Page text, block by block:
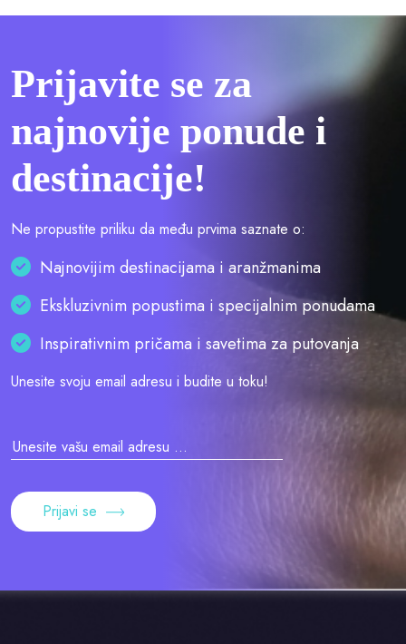
Prijavite se za
najnovije ponude i
destinacije!
Ne propustite priliku da među prvima saznate o:
Najnovijim destinacijama i aranžmanima
Ekskluzivnim popustima i specijalnim ponudama
Inspirativnim pričama i savetima za putovanja
Unesite svoju email adresu i budite u toku!
Prijavi se